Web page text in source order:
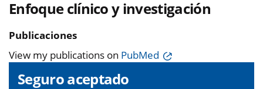
Enfoque clínico y investigación
Publicaciones
View my publications on PubMed
Seguro aceptado